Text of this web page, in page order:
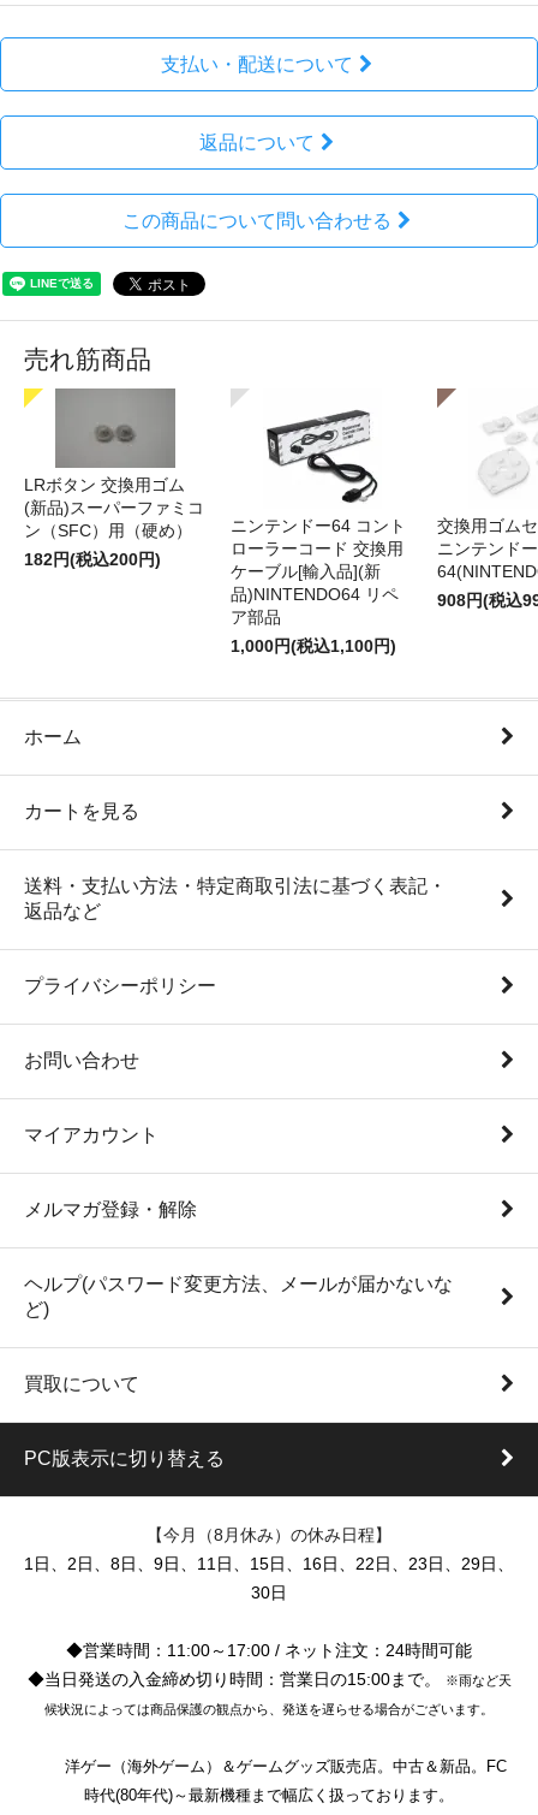
支払い・配送について
返品について
この商品について問い合わせる
売れ筋商品
LRボタン 交換用ゴム
(新品)スーパーファミコ
ン（SFC）用（硬め）
182円(税込200円)
ニンテンドー64 コント
ローラーコード 交換用
ケーブル[輸入品](新
品)NINTENDO64 リペ
ア部品
1,000円(税込1,100円)
交換用ゴム
ニンテンドー
908円(税込
ホーム
カートを見る
送料・支払い方法・特定商取引法に基づく表記・
返品など
プライバシーポリシー
お問い合わせ
マイアカウント
メルマガ登録・解除
ヘルプ(パスワード変更方法、メールが届かないな
ど)
買取について
PC版表示に切り替える
【今月（8月休み）の休み日程】
1日、2日、8日、9日、11日、15日、16日、22日、23日、29日、
30日
◆営業時間：11:00～17:00 / ネット注文：24時間可能
◆当日発送の入金締め切り時間：営業日の15:00まで。
※雨など天
候状況によっては商品保護の観点から、発送を遅らせる場合がございます。
洋ゲー（海外ゲーム）＆ゲームグッズ販売店。中古＆新品。FC
時代(80年代)～最新機種まで幅広く扱っております。